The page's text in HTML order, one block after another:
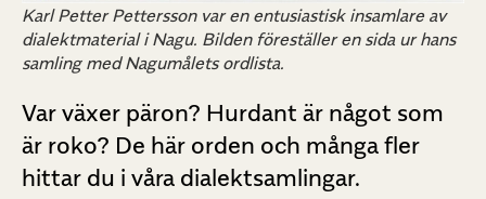
Karl Petter Pettersson var en entusiastisk insamlare av
dialektmaterial i Nagu. Bilden föreställer en sida ur hans
samling med Nagumålets ordlista.
Var växer päron? Hurdant är något som
är roko? De här orden och många fler
hittar du i våra dialektsamlingar.